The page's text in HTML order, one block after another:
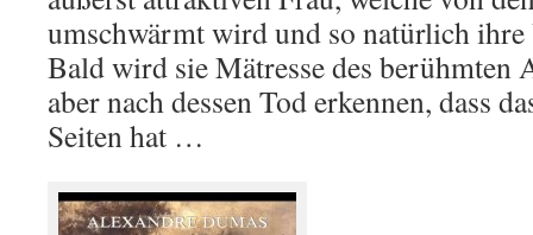
umschwärmt wird und so natürlich ihre
Bald wird sie Mätresse des berühmten
aber nach dessen Tod erkennen, dass
Seiten hat …